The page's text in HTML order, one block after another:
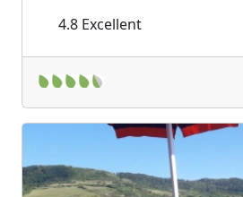
4.8 Excellent